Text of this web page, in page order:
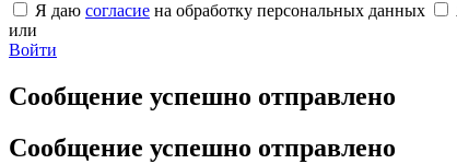
Я даю согласие на обработку персональных данных
или
Войти
Сообщение успешно отправлено
Сообщение успешно отправлено